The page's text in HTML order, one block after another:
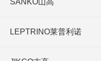
SANKO山高
LEPTRINO莱普利诺